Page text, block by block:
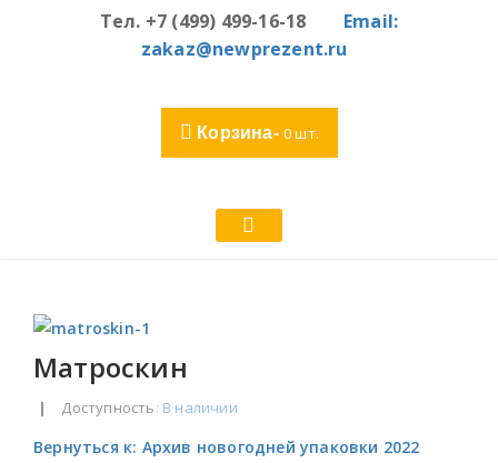
Тел. +7 (499) 499-16-18 Email:
zakaz@newprezent.ru
Корзина- 0шт.
Матроскин
| Доступность: В наличии
Вернуться к: Архив новогодней упаковки 2022